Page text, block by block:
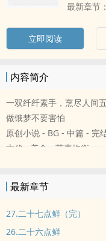
最新章节：
立即阅读
内容简介
一双纤纤素手，烹尽人间五
做饿梦不要害怕
原创小说 - BG - 中篇 - 完
古代 - 美食 - 荤素均衡
一是美食，二是霍惜逢。
（萧羽牧×霍惜逢）
最新章节
27.二十七点鲜（完）
26.二十六点鲜